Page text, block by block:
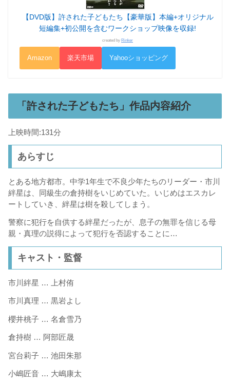
【DVD版】許された子どもたち【豪華版】本編+オリジナル
短編集+初公開を含むワークショップ映像を収録!
created by Rinker
Amazon 楽天市場 Yahooショッピング
「許された子どもたち」作品内容紹介
上映時間:131分
あらすじ
とある地方都市。中学1年生で不良少年たちのリーダー・市川
絆星は、同級生の倉持樹をいじめていた。いじめはエスカレ
ートしていき、絆星は樹を殺してしまう。
警察に犯行を自供する絆星だったが、息子の無罪を信じる母
親・真理の説得によって犯行を否認することに…
キャスト・監督
市川絆星 … 上村侑
市川真理 … 黒岩よし
櫻井桃子 … 名倉雪乃
倉持樹 … 阿部匠晟
宮台莉子 … 池田朱那
小嶋匠音 … 大嶋康太